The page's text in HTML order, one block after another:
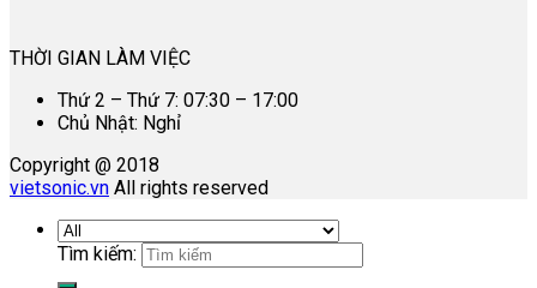
THỜI GIAN LÀM VIỆC
Thứ 2 – Thứ 7: 07:30 – 17:00
Chủ Nhật: Nghỉ
Copyright @ 2018
vietsonic.vn All rights reserved
Tìm kiếm: